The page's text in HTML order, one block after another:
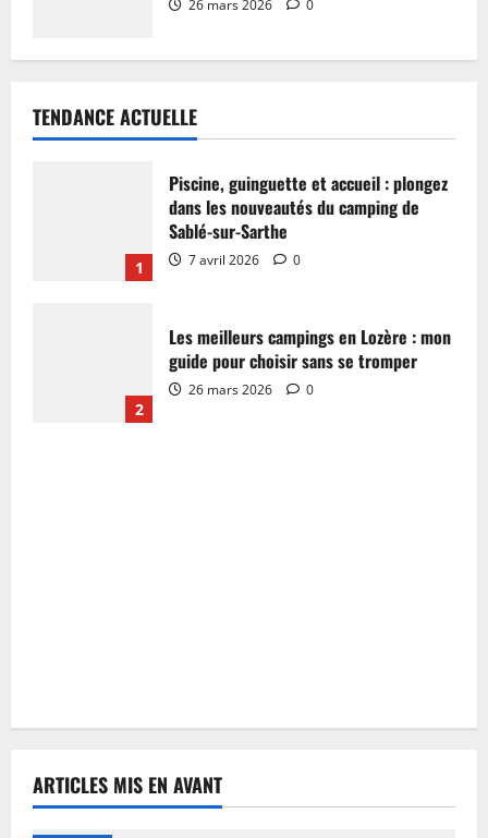
26 mars 2026 0
TENDANCE ACTUELLE
1
Piscine, guinguette et accueil : plongez
dans les nouveautés du camping de
Sablé-sur-Sarthe
7 avril 2026 0
2
Les meilleurs campings en Lozère : mon
guide pour choisir sans se tromper
26 mars 2026 0
ARTICLES MIS EN AVANT